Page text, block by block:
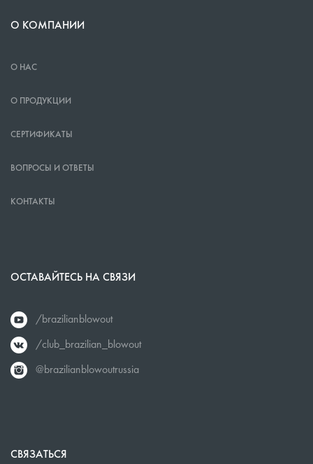
О КОМПАНИИ
О НАС
О ПРОДУКЦИИ
СЕРТИФИКАТЫ
ВОПРОСЫ И ОТВЕТЫ
КОНТАКТЫ
ОСТАВАЙТЕСЬ НА СВЯЗИ
/brazilianblowout
/club_brazilian_blowout
@brazilianblowoutrussia
СВЯЗАТЬСЯ